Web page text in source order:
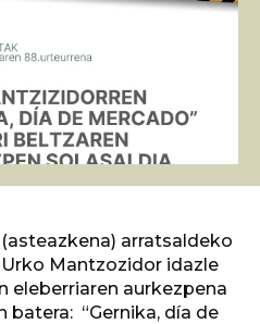
arratsaldeko
Urko Mantzozidor idazle
eleberriaren aurkezpena
batera: “Gernika, día de